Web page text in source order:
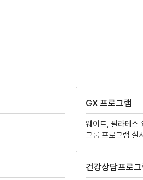
GX 프로그램
웨이트, 필라테스
그룹 프로그램 실시
건강상담프로그